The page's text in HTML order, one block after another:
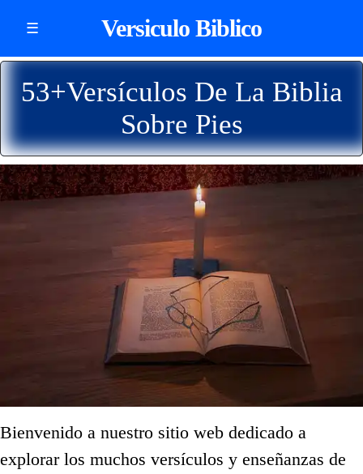
☰ Versiculo Biblico
53+Versículos De La Biblia
Sobre Pies
Bienvenido a nuestro sitio web dedicado a
explorar los muchos versículos y enseñanzas de